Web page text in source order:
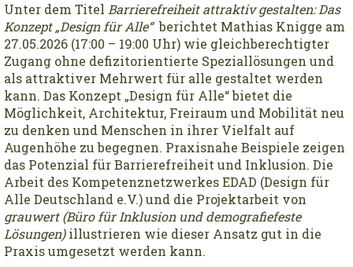
Unter dem Titel Barrierefreiheit attraktiv gestalten: Das
Konzept „Design für Alle“berichtet Mathias Knigge am
27.05.2026 (17:00 – 19:00 Uhr) wie gleichberechtigter
Zugang ohne defizitorientierte Speziallösungen und
als attraktiver Mehrwert für alle gestaltet werden
kann. Das Konzept „Design für Alle“ bietet die
Möglichkeit, Architektur, Freiraum und Mobilität neu
zu denken und Menschen in ihrer Vielfalt auf
Augenhöhe zu begegnen. Praxisnahe Beispiele zeigen
das Potenzial für Barrierefreiheit und Inklusion. Die
Arbeit des Kompetenznetzwerkes EDAD (Design für
Alle Deutschland e.V.) und die Projektarbeit von
grauwert (Büro für Inklusion und demografiefeste
Lösungen)illustrieren wie dieser Ansatz gut in die
Praxis umgesetzt werden kann.